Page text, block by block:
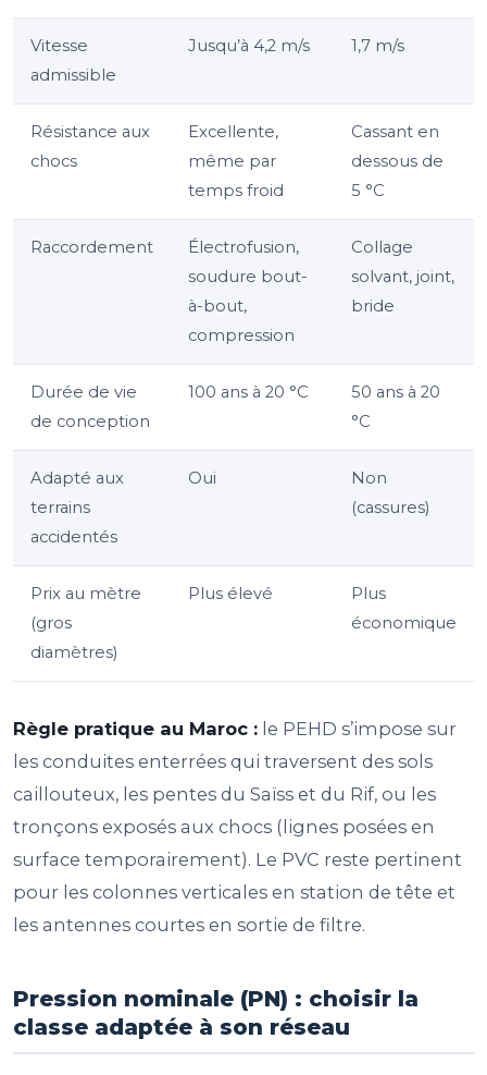
Vitesse
admissible
Jusqu’à 4,2 m/s 1,7 m/s
Résistance aux
chocs
Excellente,
même par
temps froid
Cassant en
dessous de
5 °C
Raccordement
Électrofusion,
soudure bout-
à-bout,
compression
Collage
solvant, joint,
bride
Durée de vie
de conception
100 ans à 20 °C
50 ans à 20
°C
Adapté aux
terrains
accidentés
Oui
Non
(cassures)
Prix au mètre
(gros
diamètres)
Plus élevé
Plus
économique
Règle pratique au Maroc : le PEHD s’impose sur
les conduites enterrées qui traversent des sols
caillouteux, les pentes du Saïss et du Rif, ou les
tronçons exposés aux chocs (lignes posées en
surface temporairement). Le PVC reste pertinent
pour les colonnes verticales en station de tête et
les antennes courtes en sortie de filtre.
Pression nominale (PN) : choisir la
classe adaptée à son réseau